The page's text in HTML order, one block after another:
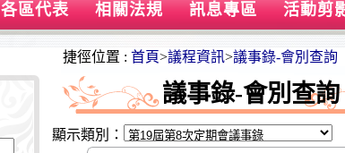
各區代表 相關法規 訊息專區 活動剪
捷徑位置 : 首頁>議程資訊>議事錄-會別查詢
議事錄-會別查詢
顯示類別：